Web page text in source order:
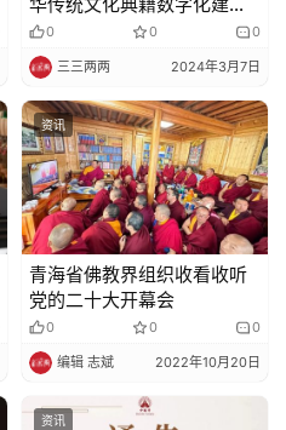
的提案
0 0 0
三三两两 2024年3月7日
资讯
青海省佛教界组织收看收听
党的二十大开幕会
0 0 0
编辑 志斌 2022年10月20日
资讯